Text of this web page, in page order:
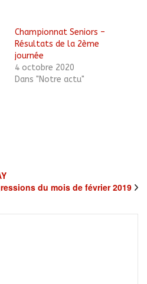
Championnat Seniors –
Résultats de la 2ème
journée
4 octobre 2020
Dans "Notre actu"
du mois de février 2019